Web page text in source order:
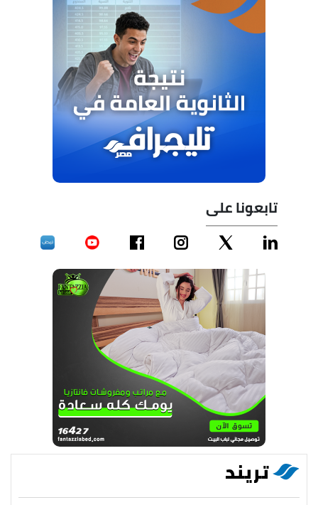
تابعونا على
تريند